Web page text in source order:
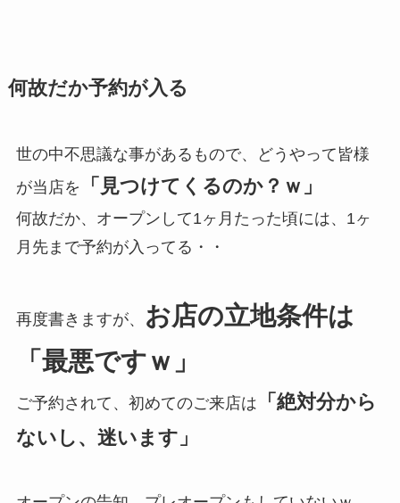
何故だか予約が入る
世の中不思議な事があるもので、どうやって皆様
が当店を
「見つけてくるのか？ｗ」
何故だか、オープンして1ヶ月たった頃には、1ヶ
月先まで予約が入ってる・・
再度書きますが、
お店の立地条件は
「最悪ですｗ」
ご予約されて、初めてのご来店は
「絶対分から
ないし、迷います」